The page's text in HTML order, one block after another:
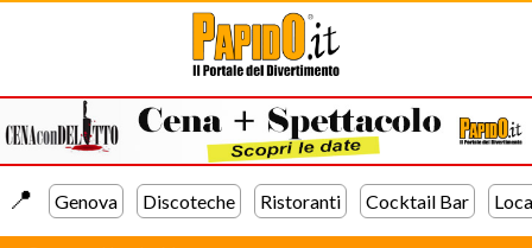
📍️ Genova Discoteche Ristoranti Cocktail Bar